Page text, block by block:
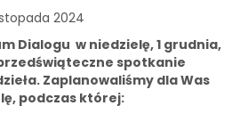
2024
Dialogu w niedzielę, 1 grudnia,
spotkanie
Zaplanowaliśmy dla Was
podczas której: